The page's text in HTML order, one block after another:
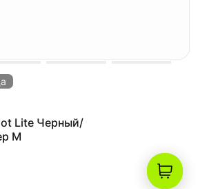
Lite Черный/
M